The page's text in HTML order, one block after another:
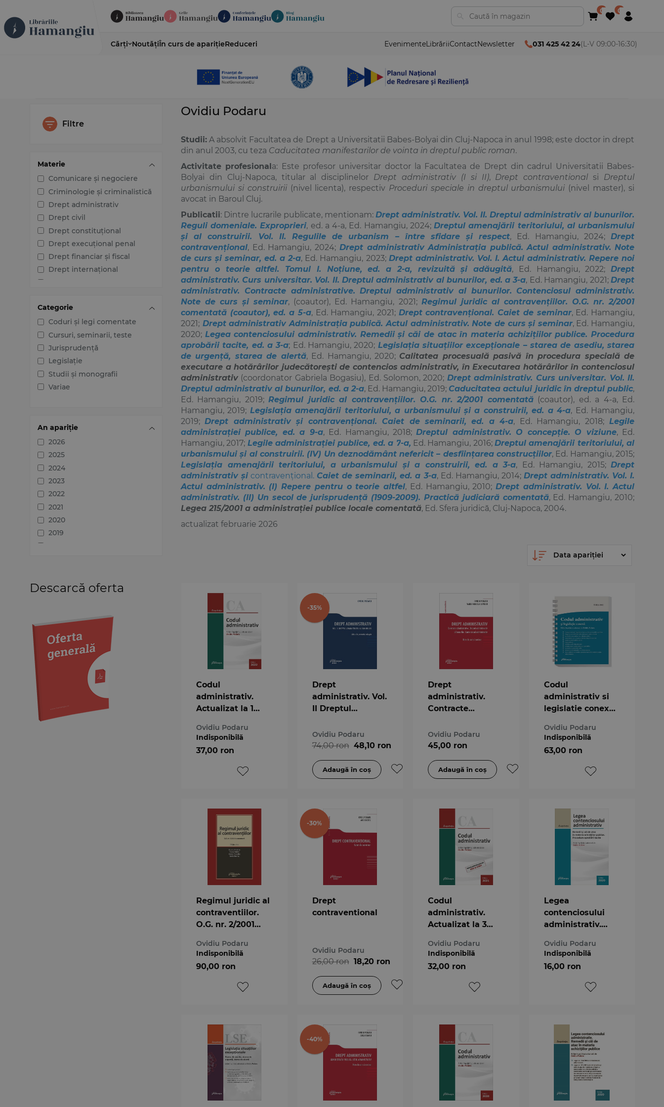
Cărți NoutățiÎn curs de aparițieReduceri EvenimenteLibrăriiContactNewsletter 031 425 42 24(L-V 09:00-16:30)
Filtre
Materie
Comunicare și negociere
Criminologie și criminalistică
Drept administrativ
Drept civil
Drept constituțional
Drept execuțional penal
Drept financiar și fiscal
Drept internațional
Drept procesual penal
Dreptul afacerilor
Dreptul familiei
Dreptul mediului
Dreptul muncii și securității
sociale
Dreptul noilor tehnologii
Jurisprudența instanțelor
judecătorești
Medicină
Organizarea profesiilor
juridice
Protecția drepturilor omului
Psihologie
Teoria generală a dreptului
Variae
Categorie
Coduri și legi comentate
Cursuri, seminarii, teste
Jurisprudență
Legislație
Studii și monografii
Variae
An apariție
2026
2025
2024
2023
2022
2021
2020
2019
2015
2011
2010
Descarcă oferta
Ovidiu Podaru
Studii: A absolvit Facultatea de Drept a Universitatii Babes-Bolyai din Cluj-Napoca in anul 1998; este doctor in drept
din anul 2003, cu teza Caducitatea manifestarilor de vointa in dreptul public roman.
Activitate profesionala: Este profesor universitar doctor la Facultatea de Drept din cadrul Universitatii Babes-
Bolyai din Cluj-Napoca, titular al disciplinelor Drept administrativ (I si II), Drept contraventional si Dreptul
urbanismului si construirii(nivel licenta), respectiv Proceduri speciale in dreptul urbanismului (nivel master), si
avocat in Baroul Cluj.
Publicatii: Dintre lucrarile publicate, mentionam: Drept administrativ. Vol. II. Dreptul administrativ al bunurilor.
Reguli domeniale. Exproprieri, ed. a 4-a, Ed. Hamangiu, 2024;Dreptul amenajării teritoriului, al urbanismului
și al construirii. Vol. II. Regulile de urbanism – între sfidare și respect, Ed. Hamangiu, 2024; Drept
contravențional, Ed. Hamangiu, 2024;Drept administrativ Administrația publică. Actul administrativ. Note
de curs și seminar, ed. a 2-a, Ed. Hamangiu, 2023; Drept administrativ. Vol. I. Actul administrativ. Repere noi
pentru o teorie altfel. Tomul I. Noțiune, ed. a 2-a, revizuită și adăugită, Ed. Hamangiu, 2022; Drept
administrativ. Curs universitar. Vol. II. Dreptul administrativ al bunurilor, ed. a 3-a, Ed. Hamangiu, 2021;Drept
administrativ. Contracte administrative. Dreptul administrativ al bunurilor. Contenciosul administrativ.
Note de curs și seminar, (coautor), Ed. Hamangiu, 2021; Regimul juridic al contravențiilor. O.G. nr. 2/2001
comentată (coautor), ed. a 5-a, Ed. Hamangiu, 2021; Drept contravențional. Caiet de seminar, Ed. Hamangiu,
2021; Drept administrativ Administrația publică. Actul administrativ. Note de curs și seminar, Ed. Hamangiu,
2020; Legea contenciosului administrativ. Remedii și căi de atac în materia achizițiilor publice. Procedura
aprobării tacite, ed. a 3-a; Ed. Hamangiu, 2020; Legislația situațiilor excepționale – starea de asediu, starea
de urgență, starea de alertă, Ed. Hamangiu, 2020; Calitatea procesuală pasivă în procedura specială de
executare a hotărârilor judecătoreşti de contencios administrativ, în Executarea hotărârilor în contenciosul
administrativ (coordonator Gabriela Bogasiu), Ed. Solomon, 2020; Drept administrativ. Curs universitar. Vol. II.
Dreptul administrativ al bunurilor, ed. a 2-a, Ed. Hamangiu, 2019; Caducitatea actului juridic în dreptul public,
Ed. Hamangiu, 2019;Regimul juridic al contravențiilor. O.G. nr. 2/2001 comentată(coautor), ed. a 4-a, Ed.
Hamangiu, 2019; Legislația amenajării teritoriului, a urbanismului și a construirii, ed. a 4-a, Ed. Hamangiu,
2019;Drept administrativ și contravențional. Caiet de seminarii, ed. a 4-a, Ed. Hamangiu, 2018; Legile
administraţiei publice, ed. a 9-a, Ed. Hamangiu, 2018;Dreptul administrativ. O concepție. O viziune, Ed.
Hamangiu, 2017; Legile administraţiei publice, ed. a 7-a, Ed. Hamangiu, 2016; Dreptul amenajării teritoriului, al
urbanismului și al construirii. (IV) Un deznodământ nefericit – desființarea construcțiilor, Ed. Hamangiu, 2015;
Legislația amenajării teritoriului, a urbanismului și a construirii, ed. a 3-a, Ed. Hamangiu, 2015; Drept
administrativ șicontravențional. Caiet de seminarii, ed. a 3-a, Ed. Hamangiu, 2014; Drept administrativ. Vol. I.
Actul administrativ. (I) Repere pentru o teorie altfel, Ed. Hamangiu, 2010;Drept administrativ. Vol. I. Actul
administrativ. (II) Un secol de jurisprudență (1909-2009). Practică judiciară comentată, Ed. Hamangiu, 2010;
Legea 215/2001 a administraţiei publice locale comentată, Ed. Sfera juridică, Cluj-Napoca, 2004.
actualizat februarie 2026
Codul
administrativ.
Actualizat la 1
Ovidiu Podaru
Indisponibilă
37,00 ron
-35%
Drept
administrativ. Vol.
II Dreptul
bunurilor. Editia a
3-a
Ovidiu Podaru
74,00 ron 48,10 ron
Drept
administrativ.
Contracte
Dreptul
administrativ al
Contenciosul
administrativ
Ovidiu Podaru
45,00 ron
Codul
administrativ si
legislatie conexa.
martie 2021 -
spiralat
Ovidiu Podaru
Indisponibilă
63,00 ron
Regimul juridic al
contraventiilor.
O.G. nr. 2/2001
a 5-a
Ovidiu Podaru
Indisponibilă
90,00 ron
-30%
Drept
contraventional
Ovidiu Podaru
26,00 ron 18,20 ron
Codul
administrativ.
Actualizat la 3
Ovidiu Podaru
Indisponibilă
32,00 ron
Legea
contenciosului
administrativ.
octombrie 2020
Ovidiu Podaru
Indisponibilă
16,00 ron
-40%